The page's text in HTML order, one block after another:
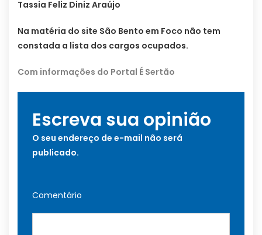
Tassia Feliz Diniz Araújo
Na matéria do site São Bento em Foco não tem
constada a lista dos cargos ocupados.
Com informações do Portal É Sertão
Escreva sua opinião
O seu endereço de e-mail não será
publicado.
Comentário